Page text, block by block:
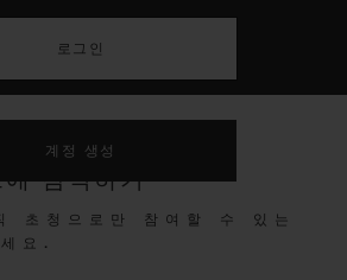
계정 생성
에 참석하기
초청으로만 참여할 수 있는
요.